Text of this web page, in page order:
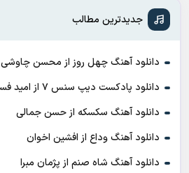
جدیدترین مطالب
دانلود آهنگ چهل روز از محسن چاوشی
دانلود پادکست ديپ سنس ۷ از اميد فستيوال
دانلود آهنگ سکسکه از حسن جمالی
دانلود آهنگ وداع از افشين اخوان
دانلود آهنگ شاه صنم از پژمان مبرا